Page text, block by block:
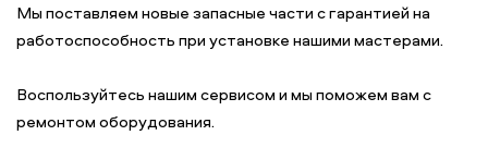
Мы поставляем новые запасные части с гарантией на
работоспособность при установке нашими мастерами.
Воспользуйтесь нашим сервисом и мы поможем вам с
ремонтом оборудования.